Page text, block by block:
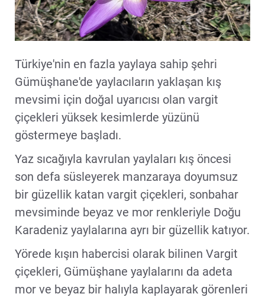
Türkiye'nin en fazla yaylaya sahip şehri
Gümüşhane'de yaylacıların yaklaşan kış
mevsimi için doğal uyarıcısı olan vargit
çiçekleri yüksek kesimlerde yüzünü
göstermeye başladı.
Yaz sıcağıyla kavrulan yaylaları kış öncesi
son defa süsleyerek manzaraya doyumsuz
bir güzellik katan vargit çiçekleri, sonbahar
mevsiminde beyaz ve mor renkleriyle Doğu
Karadeniz yaylalarına ayrı bir güzellik katıyor.
Yörede kışın habercisi olarak bilinen Vargit
çiçekleri, Gümüşhane yaylalarını da adeta
mor ve beyaz bir halıyla kaplayarak görenleri